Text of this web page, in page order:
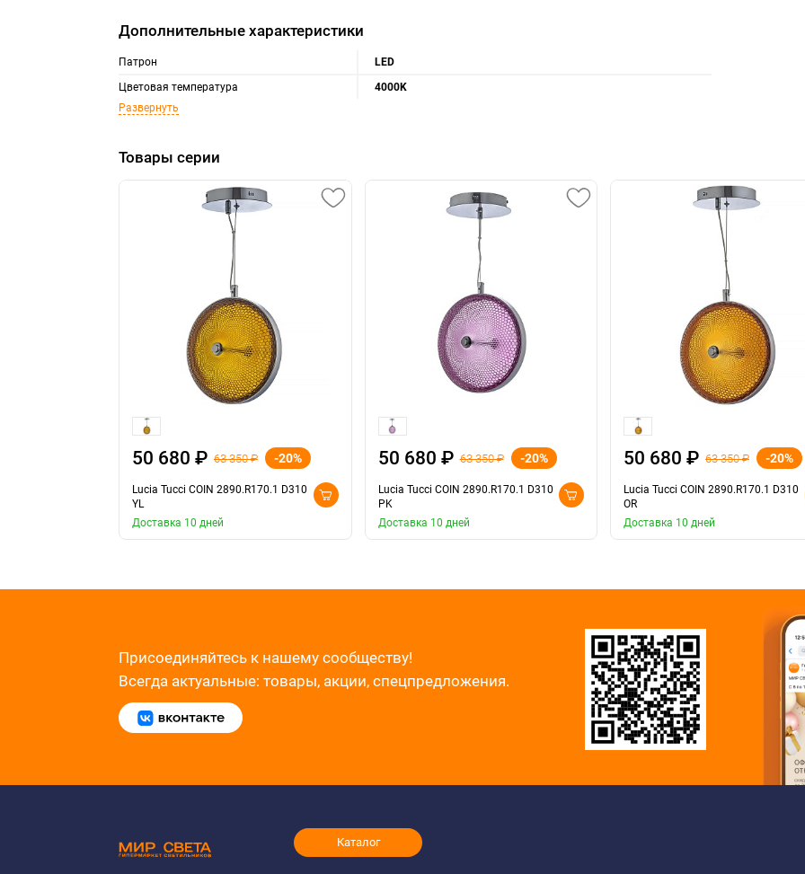
Дополнительные характеристики
Патрон
LED
Цветовая температура
4000K
Развернуть
Товары серии
50 680 ₽ 63 350 ₽ -20%
Lucia Tucci COIN 2890.R170.1 D310
YL
Доставка 10 дней
50 680 ₽ 63 350 ₽ -20%
Lucia Tucci COIN 2890.R170.1 D310
PK
Доставка 10 дней
50 680 ₽ 63 350 ₽ -20%
Lucia Tucci COIN 2890.R170.1 D310
OR
Доставка 10 дней
Присоединяйтесь к нашему сообществу!
Всегда актуальные: товары, акции, спецпредложения.
Каталог